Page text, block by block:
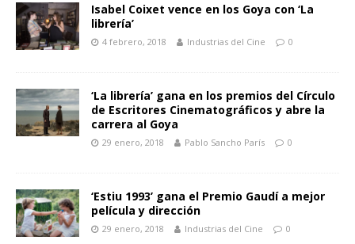
Isabel Coixet vence en los Goya con ‘La
librería’
4 febrero, 2018 Industrias del Cine 0
‘La librería’ gana en los premios del Círculo
de Escritores Cinematográficos y abre la
carrera al Goya
29 enero, 2018 Pablo Sancho París 0
‘Estiu 1993’ gana el Premio Gaudí a mejor
película y dirección
29 enero, 2018 Industrias del Cine 0